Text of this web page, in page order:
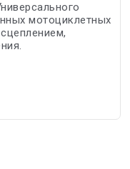
мотоциклетных